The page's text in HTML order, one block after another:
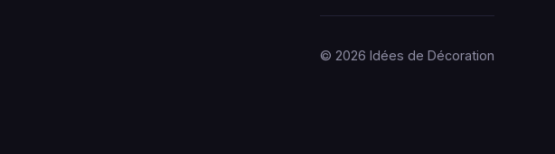
© 2026 Idées de Décoration